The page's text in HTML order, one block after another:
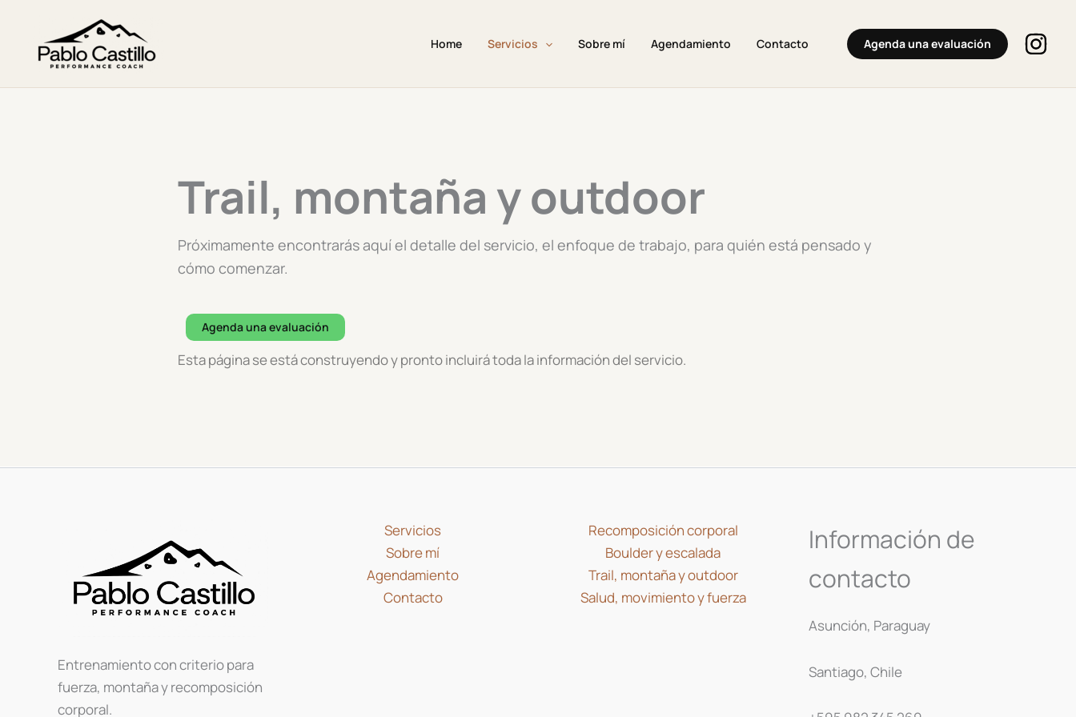
contenido
Home Servicios Sobre mí Agendamiento Contacto Agenda una evaluación
Trail, montaña y outdoor
Próximamente encontrarás aquí el detalle del servicio, el enfoque de trabajo, para quién está pensado y
cómo comenzar.
Agenda una evaluación
Esta página se está construyendo y pronto incluirá toda la información del servicio.
Entrenamiento con criterio para
fuerza, montaña y recomposición
corporal.
Servicios
Sobre mí
Agendamiento
Contacto
Recomposición corporal
Boulder y escalada
Trail, montaña y outdoor
Salud, movimiento y fuerza
Información de
contacto
Asunción, Paraguay
Santiago, Chile